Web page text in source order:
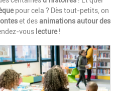
pour cela ? Dès tout-petits, on
et desanimations autour des
vous lecture!